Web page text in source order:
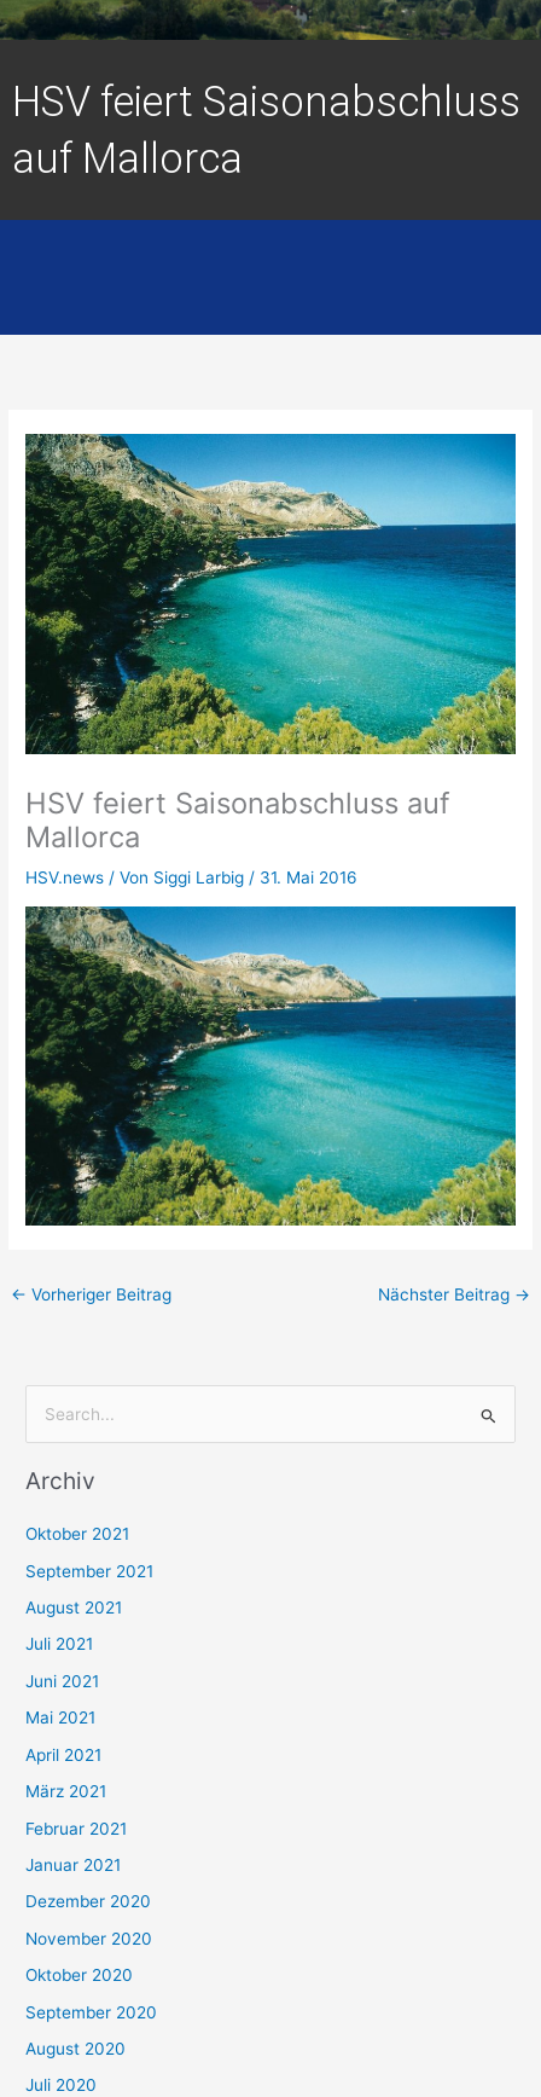
HSV feiert Saisonabschluss
auf Mallorca
HSV feiert Saisonabschluss auf
Mallorca
HSV.news / Von Siggi Larbig / 31. Mai 2016
← Vorheriger Beitrag Nächster Beitrag →
c
n
n
a
c
h
:
Archiv
Oktober 2021
September 2021
August 2021
Juli 2021
Juni 2021
Mai 2021
April 2021
März 2021
Februar 2021
Januar 2021
Dezember 2020
November 2020
Oktober 2020
September 2020
August 2020
Juli 2020